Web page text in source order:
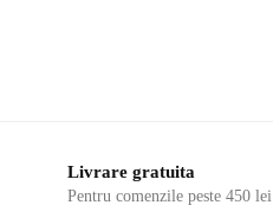
Livrare gratuita
Pentru comenzile peste 450 lei